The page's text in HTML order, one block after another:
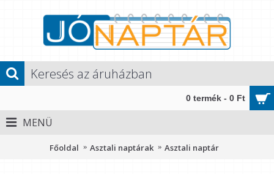
0 termék - 0 Ft
MENÜ
Főoldal Asztali naptárak Asztali naptár